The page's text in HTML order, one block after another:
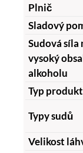
Plnič
Sladový
Sudová síla
vysoký
alkoholu
Typ
Typy sudů
Velikost